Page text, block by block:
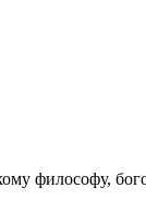
философу,